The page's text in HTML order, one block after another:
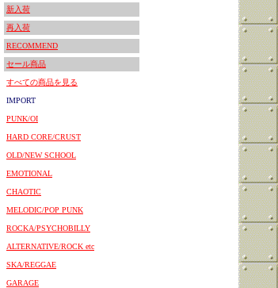
新入荷
再入荷
RECOMMEND
セール商品
すべての商品を見る
IMPORT
PUNK/OI
HARD CORE/CRUST
OLD/NEW SCHOOL
EMOTIONAL
CHAOTIC
MELODIC/POP PUNK
ROCKA/PSYCHOBILLY
ALTERNATIVE/ROCK etc
SKA/REGGAE
GARAGE